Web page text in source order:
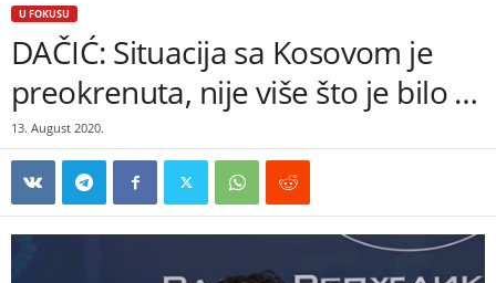
U FOKUSU
DAČIĆ: Situacija sa Kosovom je
preokrenuta, nije više što je bilo …
13. August 2020.